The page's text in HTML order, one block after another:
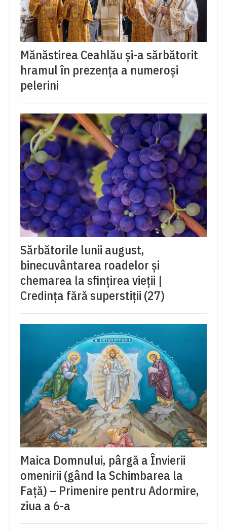
Mănăstirea Ceahlău și-a sărbătorit
hramul în prezența a numeroși
pelerini
Sărbătorile lunii august,
binecuvântarea roadelor și
chemarea la sfințirea vieții |
Credința fără superstiții (27)
Maica Domnului, pârgă a Învierii
omenirii (gând la Schimbarea la
Față) – Primenire pentru Adormire,
ziua a 6-a